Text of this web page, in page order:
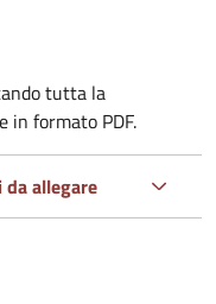
tutta la
in formato PDF.
allegare